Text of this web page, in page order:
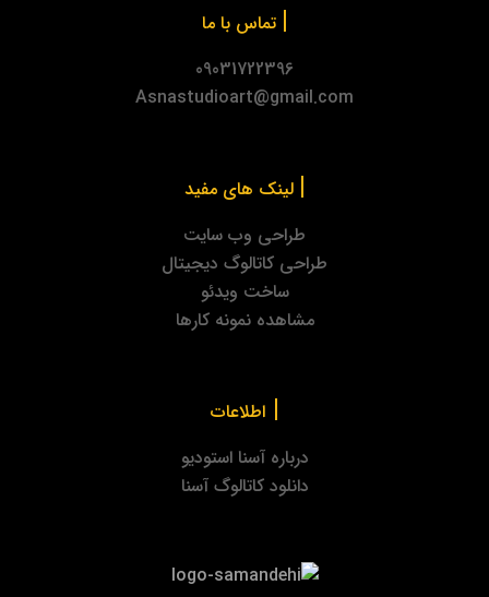
| تماس با ما
09031722396
Asnastudioart@gmail.com
| لینک های مفید
طراحی وب سایت
طراحی کاتالوگ دیجیتال
ساخت ویدئو
مشاهده نمونه کارها
|اطلاعات
درباره آسنا استودیو
دانلود کاتالوگ آسنا